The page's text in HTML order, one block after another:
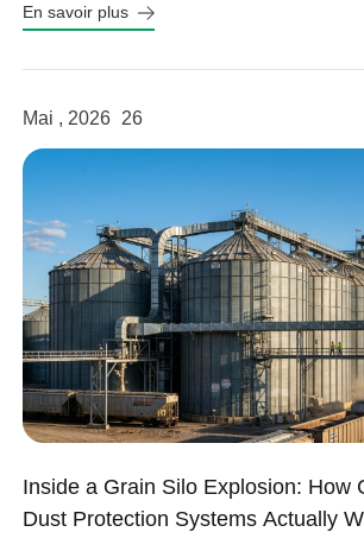
En savoir plus
Mai , 2026 26
Inside a Grain Silo Explosion: How
Dust Protection Systems Actually